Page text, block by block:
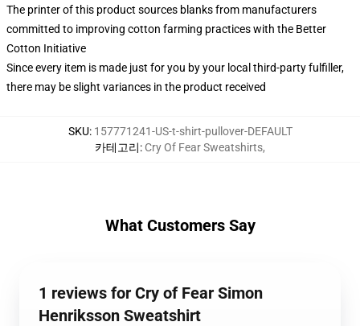
The printer of this product sources blanks from manufacturers
committed to improving cotton farming practices with the Better
Cotton Initiative
Since every item is made just for you by your local third-party fulfiller,
there may be slight variances in the product received
SKU: 157771241-US-t-shirt-pullover-DEFAULT
카테고리: Cry Of Fear Sweatshirts,
What Customers Say
1 reviews for Cry of Fear Simon
Henriksson Sweatshirt